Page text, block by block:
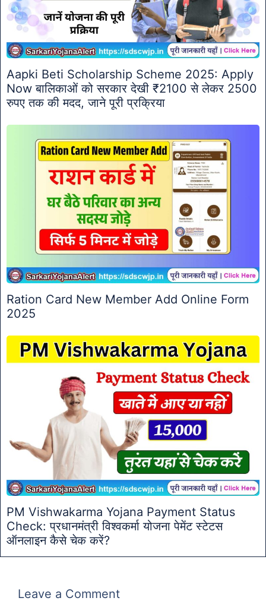
Aapki Beti Scholarship Scheme 2025: Apply
Now बालिकाओं को सरकार देखी ₹2100 से लेकर 2500
रुपए तक की मदद, जाने पूरी प्रक्रिया
Ration Card New Member Add Online Form
2025
PM Vishwakarma Yojana Payment Status
Check: प्रधानमंत्री विश्वकर्मा योजना पेमेंट स्टेटस
ऑनलाइन कैसे चेक करें?
Leave a Comment